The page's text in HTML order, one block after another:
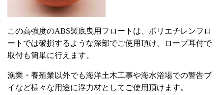
この高強度のABS製底曳用フロートは、ポリエチレンフロ
ートでは破損するような深部でご使用頂け、ロープ耳付で
取付も簡単に行えます。
漁業・養殖業以外でも海洋土木工事や海水浴場での警告ブ
イなど様々な用途に浮力材としてご使用頂けます。